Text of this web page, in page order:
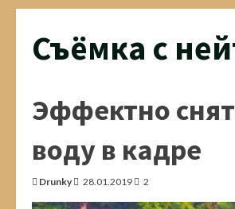
Съёмка с
Эффектно
воду в кадре
Drunky 28.01.2019 2